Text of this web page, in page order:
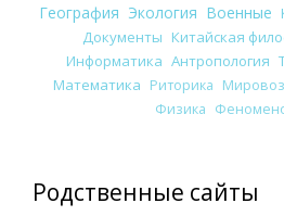
География Экология Военные
Документы Китайская
Информатика Антропология
Математика Риторика
Физика
Родственные сайты